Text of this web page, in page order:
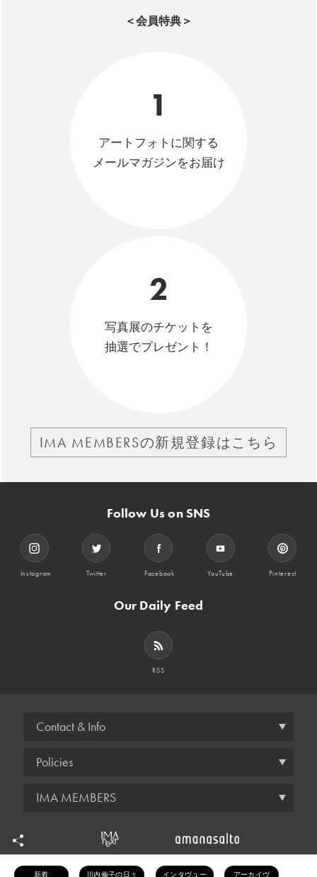
＜会員特典＞
1
アートフォトに関する
メールマガジンをお届け
2
写真展のチケットを
抽選でプレゼント！
IMA MEMBERSの新規登録はこちら
Follow Us on SNS
Instagram Twitter Facebook YouTube Pinterest
Our Daily Feed
RSS
Contact & Info
Policies
IMA MEMBERS
© amana inc.
新着 川内倫子の日々 インタヴュー アーカイヴ